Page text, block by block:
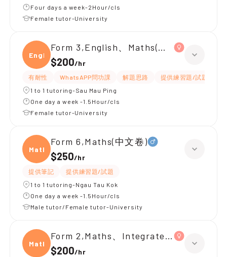
Four days a week-2Hour/cls
Female tutor-University
Engli
Form 3,English、Maths(英文卷)
$200/hr
有耐性 WhatsAPP問功課 解題思路
提供練習題/試題
1 to 1 tutoring-Sau Mau Ping
One day a week -1.5Hour/cls
Female tutor-University
Maths
Form 6,Maths(中文卷)
$250/hr
提供筆記
提供練習題/試題
1 to 1 tutoring-Ngau Tau Kok
One day a week -1.5Hour/cls
Male tutor/Female tutor-University
Maths
Form 2,Maths、Integrated Science
$200/hr